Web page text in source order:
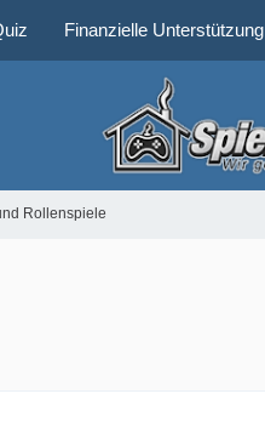
Finanzielle Unterstützung
Rollenspiele